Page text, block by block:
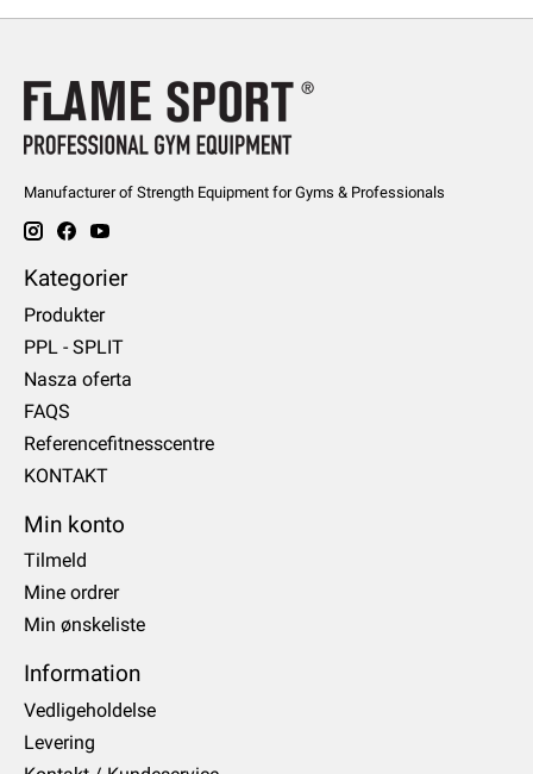
Manufacturer of Strength Equipment for Gyms & Professionals
Kategorier
Produkter
PPL - SPLIT
Nasza oferta
FAQS
Referencefitnesscentre
KONTAKT
Min konto
Tilmeld
Mine ordrer
Min ønskeliste
Information
Vedligeholdelse
Levering